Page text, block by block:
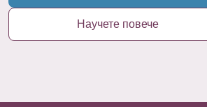
Научете повече